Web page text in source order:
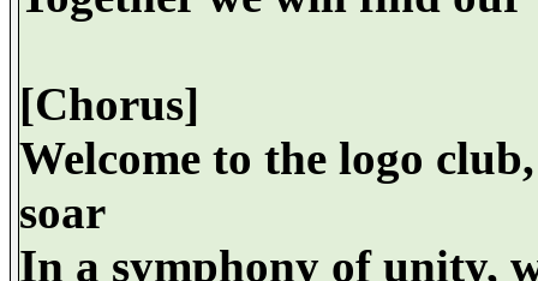
[Chorus]
Welcome to the logo
soar
In a symphony of unity,